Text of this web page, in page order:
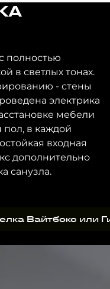
полностью
в светлых тонах.
- стены
электрика
мебели
в каждой
входная
дополнительно
санузла.
Вайтбокс или